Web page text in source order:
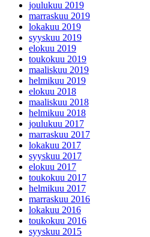
joulukuu 2019
marraskuu 2019
lokakuu 2019
syyskuu 2019
elokuu 2019
toukokuu 2019
maaliskuu 2019
helmikuu 2019
elokuu 2018
maaliskuu 2018
helmikuu 2018
joulukuu 2017
marraskuu 2017
lokakuu 2017
syyskuu 2017
elokuu 2017
toukokuu 2017
helmikuu 2017
marraskuu 2016
lokakuu 2016
toukokuu 2016
syyskuu 2015